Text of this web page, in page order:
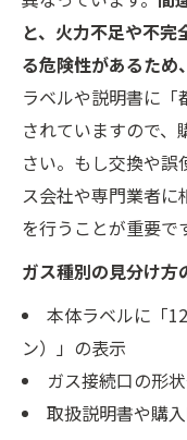
と、火力不足や不
る危険性があるため
ラベルや説明書に
されていますので、
さい。もし交換や
ス会社や専門業者
を行うことが重要で
ガス種別の見分け方
本体ラベルに「
ン）」の表示
ガス接続口の形
取扱説明書や購